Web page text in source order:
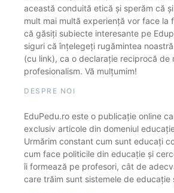
această conduită etică și sperăm că
mult mai multă experiență vor face la
că găsiți subiecte interesante pe
siguri că înțelegeți rugămintea
(cu link), ca o declarație reciprocă de
profesionalism. Vă mulțumim!
DESPRE NOI
EduPedu.ro este o publicație online
exclusiv articole din domeniul
Urmărim constant cum sunt educați
cum face politicile din educație și
îi formează pe profesori, cât de
care trăim sunt sistemele de educație